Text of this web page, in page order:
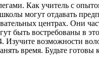
Как учитель с
могут отдавать
центрах. Они
быть востребованы в
Изучите возможности
время. Будьте